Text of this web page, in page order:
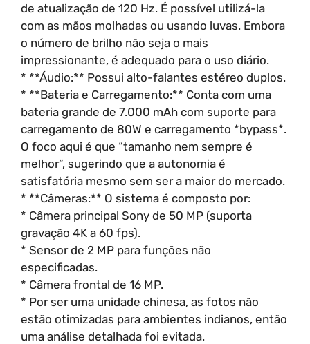
de atualização de 120 Hz. É possível utilizá-la
com as mãos molhadas ou usando luvas. Embora
o número de brilho não seja o mais
impressionante, é adequado para o uso diário.
* **Áudio:** Possui alto-falantes estéreo duplos.
* **Bateria e Carregamento:** Conta com uma
bateria grande de 7.000 mAh com suporte para
carregamento de 80W e carregamento *bypass*.
O foco aqui é que “tamanho nem sempre é
melhor”, sugerindo que a autonomia é
satisfatória mesmo sem ser a maior do mercado.
* **Câmeras:** O sistema é composto por:
* Câmera principal Sony de 50 MP (suporta
gravação 4K a 60 fps).
* Sensor de 2 MP para funções não
especificadas.
* Câmera frontal de 16 MP.
* Por ser uma unidade chinesa, as fotos não
estão otimizadas para ambientes indianos, então
uma análise detalhada foi evitada.